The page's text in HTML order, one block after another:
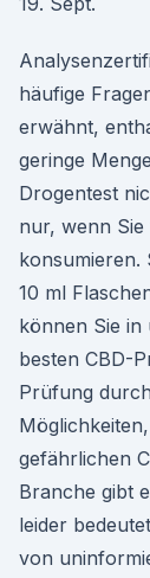
häufige
erwähnt,
geringe
Drogentest
nur, wenn
konsumieren.
10 ml
können Sie in
besten CBD-
Prüfung
gefährlichen
Branche gibt
leider
von